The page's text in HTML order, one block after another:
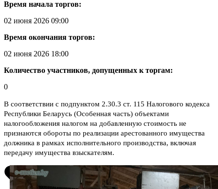
Время начала торгов:
02 июня 2026 09:00
Время окончания торгов:
02 июня 2026 18:00
Количество участников, допущенных к торгам:
0
В соответствии с подпунктом 2.30.3 ст. 115 Налогового кодекса
Республики Беларусь (Особенная часть) объектами
налогообложения налогом на добавленную стоимость не
признаются обороты по реализации арестованного имущества
должника в рамках исполнительного производства, включая
передачу имущества взыскателям.